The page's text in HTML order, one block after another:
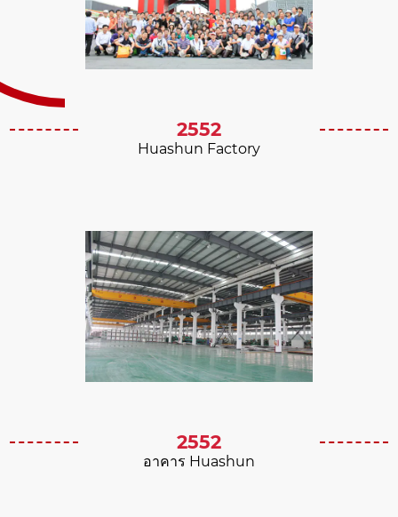
2552
Huashun Factory
2552
อาคาร Huashun